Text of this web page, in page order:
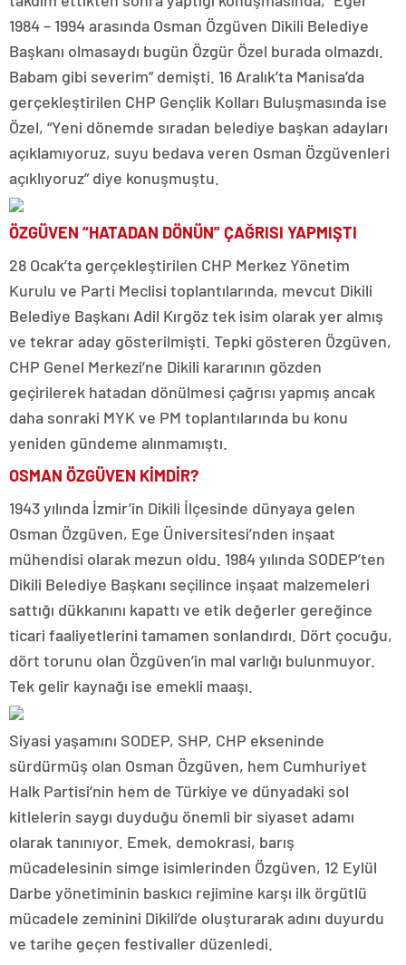
1984 – 1994 arasında Osman Özgüven Dikili Belediye
Başkanı olmasaydı bugün Özgür Özel burada olmazdı.
Babam gibi severim” demişti. 16 Aralık’ta Manisa’da
gerçekleştirilen CHP Gençlik Kolları Buluşmasında ise
Özel, “Yeni dönemde sıradan belediye başkan adayları
açıklamıyoruz, suyu bedava veren Osman Özgüvenleri
açıklıyoruz” diye konuşmuştu.
ÖZGÜVEN “HATADAN DÖNÜN” ÇAĞRISI YAPMIŞTI
28 Ocak’ta gerçekleştirilen CHP Merkez Yönetim
Kurulu ve Parti Meclisi toplantılarında, mevcut Dikili
Belediye Başkanı Adil Kırgöz tek isim olarak yer almış
ve tekrar aday gösterilmişti. Tepki gösteren Özgüven,
CHP Genel Merkezi’ne Dikili kararının gözden
geçirilerek hatadan dönülmesi çağrısı yapmış ancak
daha sonraki MYK ve PM toplantılarında bu konu
yeniden gündeme alınmamıştı.
OSMAN ÖZGÜVEN KİMDİR?
1943 yılında İzmir’in Dikili İlçesinde dünyaya gelen
Osman Özgüven, Ege Üniversitesi’nden inşaat
mühendisi olarak mezun oldu. 1984 yılında SODEP’ten
Dikili Belediye Başkanı seçilince inşaat malzemeleri
sattığı dükkanını kapattı ve etik değerler gereğince
ticari faaliyetlerini tamamen sonlandırdı. Dört çocuğu,
dört torunu olan Özgüven’in mal varlığı bulunmuyor.
Tek gelir kaynağı ise emekli maaşı.
Siyasi yaşamını SODEP, SHP, CHP ekseninde
sürdürmüş olan Osman Özgüven, hem Cumhuriyet
Halk Partisi’nin hem de Türkiye ve dünyadaki sol
kitlelerin saygı duyduğu önemli bir siyaset adamı
olarak tanınıyor. Emek, demokrasi, barış
mücadelesinin simge isimlerinden Özgüven, 12 Eylül
Darbe yönetiminin baskıcı rejimine karşı ilk örgütlü
mücadele zeminini Dikili’de oluşturarak adını duyurdu
ve tarihe geçen festivaller düzenledi.